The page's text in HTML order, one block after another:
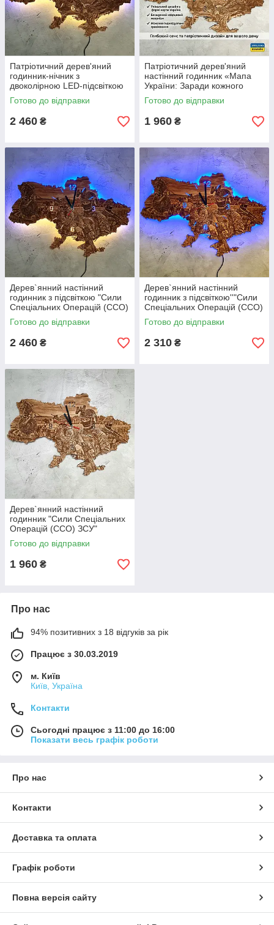
Патріотичний дерев'яний
годинник-нічник з
двоколірною LED-підсвіткою
«Мапа України: Заради
кожного життя» (Військово-
медична служб
Готово до відправки
2 460 ₴
Патріотичний дерев'яний
настінний годинник «Мапа
України: Заради кожного
життя» (Військово-медична
служба), лазерне
гравіювання
Готово до відправки
1 960 ₴
Дерев`янний настінний
годинник з підсвіткою "Сили
Спеціальних Операцій (ССО)
ЗСУ"
Готово до відправки
2 460 ₴
Дерев`янний настінний
годинник з підсвіткою''"Сили
Спеціальних Операцій (ССО)
ЗСУ"
Готово до відправки
2 310 ₴
Дерев`янний настінний
годинник "Сили Спеціальних
Операцій (ССО) ЗСУ"
Готово до відправки
1 960 ₴
Про нас
94% позитивних з 18 відгуків за рік
Працює з 30.03.2019
м. Київ
Київ, Україна
Контакти
Сьогодні працює з 11:00 до 16:00
Показати весь графік роботи
Про нас
Контакти
Доставка та оплата
Графік роботи
Повна версія сайту